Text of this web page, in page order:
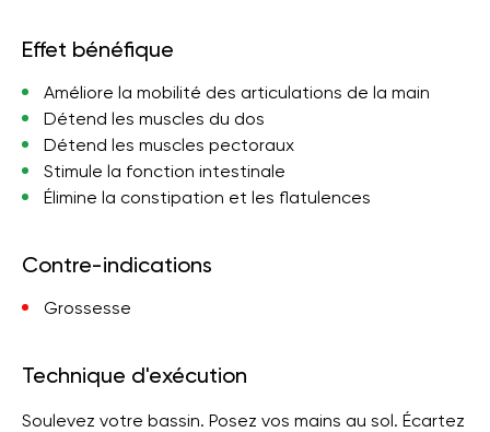
Effet bénéfique
Améliore la mobilité des articulations de la main
Détend les muscles du dos
Détend les muscles pectoraux
Stimule la fonction intestinale
Élimine la constipation et les flatulences
Contre-indications
Grossesse
Technique d'exécution
Soulevez votre bassin. Posez vos mains au sol. Écartez